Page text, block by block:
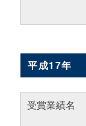
平成17年
受賞業績名